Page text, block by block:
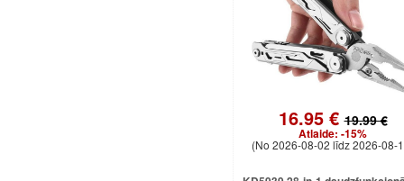
16.95 €19.99 €
Atlaide: -15%
(No 2026-08-02 līdz 2026-08-